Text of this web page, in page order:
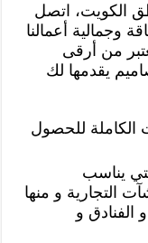
الكويت، اتصل
وجمالية أعمالنا
من أرقى
يقدمها لك
الكاملة للحصول
يناسب
التجارية و منها
الفنادق و